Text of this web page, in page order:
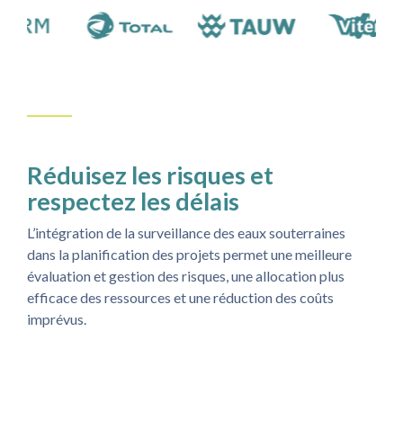
Réduisez les risques et
respectez les délais
L’intégration de la surveillance des eaux souterraines
dans la planification des projets permet une meilleure
évaluation et gestion des risques, une allocation plus
efficace des ressources et une réduction des coûts
imprévus.